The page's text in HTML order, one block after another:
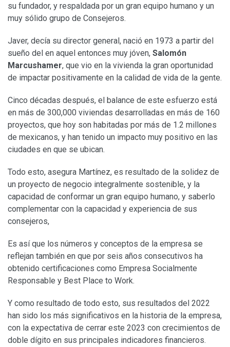
su fundador, y respaldada por un gran equipo humano y un
muy sólido grupo de Consejeros.
Javer, decía su director general, nació en 1973 a partir del
sueño del en aquel entonces muy jóven, Salomón
Marcushamer, que vio en la vivienda la gran oportunidad
de impactar positivamente en la calidad de vida de la gente.
Cinco décadas después, el balance de este esfuerzo está
en más de 300,000 viviendas desarrolladas en más de 160
proyectos, que hoy son habitadas por más de 1.2 millones
de mexicanos, y han tenido un impacto muy positivo en las
ciudades en que se ubican.
Todo esto, asegura Martínez, es resultado de la solidez de
un proyecto de negocio integralmente sostenible, y la
capacidad de conformar un gran equipo humano, y saberlo
complementar con la capacidad y experiencia de sus
consejeros,
Es así que los números y conceptos de la empresa se
reflejan también en que por seis años consecutivos ha
obtenido certificaciones como Empresa Socialmente
Responsable y Best Place to Work.
Y como resultado de todo esto, sus resultados del 2022
han sido los más significativos en la historia de la empresa,
con la expectativa de cerrar este 2023 con crecimientos de
doble dígito en sus principales indicadores financieros.